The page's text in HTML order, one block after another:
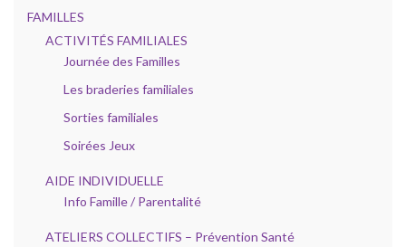
FAMILLES
ACTIVITÉS FAMILIALES
Journée des Familles
Les braderies familiales
Sorties familiales
Soirées Jeux
AIDE INDIVIDUELLE
Info Famille / Parentalité
ATELIERS COLLECTIFS – Prévention Santé